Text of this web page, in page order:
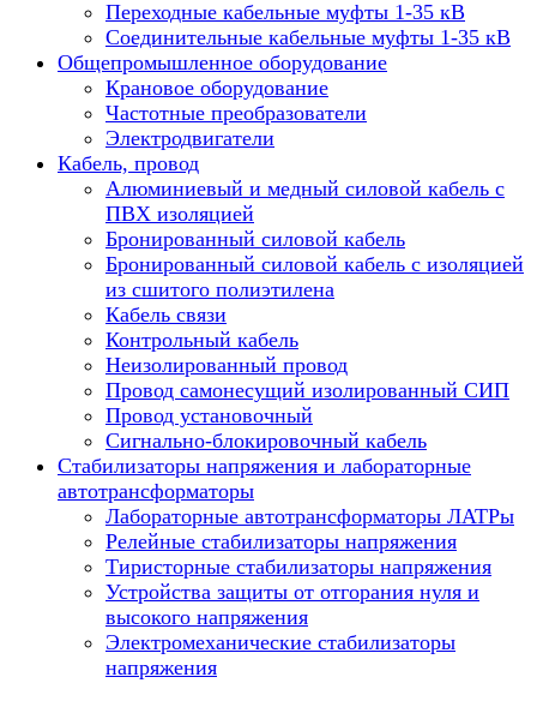
Переходные кабельные муфты 1-35 кВ
Соединительные кабельные муфты 1-35 кВ
Общепромышленное оборудование
Крановое оборудование
Частотные преобразователи
Электродвигатели
Кабель, провод
Алюминиевый и медный силовой кабель с
ПВХ изоляцией
Бронированный силовой кабель
Бронированный силовой кабель с изоляцией
из сшитого полиэтилена
Кабель связи
Контрольный кабель
Неизолированный провод
Провод самонесущий изолированный СИП
Провод установочный
Сигнально-блокировочный кабель
Стабилизаторы напряжения и лабораторные
автотрансформаторы
Лабораторные автотрансформаторы ЛАТРы
Релейные стабилизаторы напряжения
Тиристорные стабилизаторы напряжения
Устройства защиты от отгорания нуля и
высокого напряжения
Электромеханические стабилизаторы
напряжения